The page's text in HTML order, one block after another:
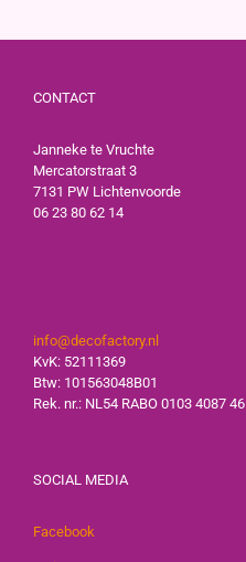
CONTACT
Janneke te Vruchte
Mercatorstraat 3
7131 PW Lichtenvoorde
06 23 80 62 14
info@decofactory.nl
KvK: 52111369
Btw: 101563048B01
Rek. nr.: NL54 RABO 0103 4087 46
SOCIAL MEDIA
Facebook